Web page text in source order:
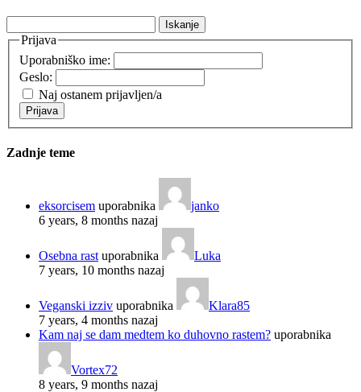
Prijava
Uporabniško ime:
Geslo:
Naj ostanem prijavljen/a
Prijava
Zadnje teme
eksorcisem uporabnika
janko
6 years, 8 months nazaj
Osebna rast uporabnika
Luka
7 years, 10 months nazaj
Veganski izziv uporabnika
Klara85
7 years, 4 months nazaj
Kam naj se dam medtem ko duhovno rastem? uporabnika
Vortex72
8 years, 9 months nazaj